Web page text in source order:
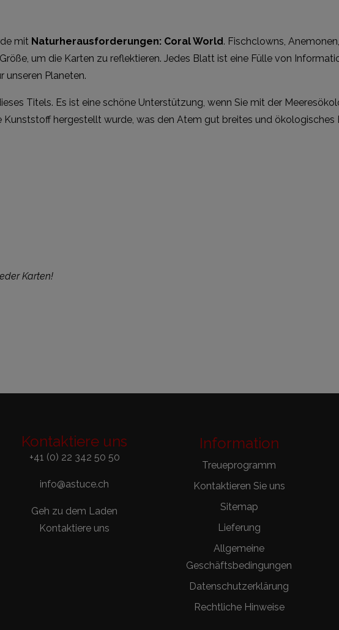
mit Naturherausforderungen: Coral World. Fischclowns,
um die Karten zu reflektieren. Jedes Blatt ist eine Fülle von
unseren Planeten.
Titels. Es ist eine schöne Unterstützung, wenn Sie mit der
hergestellt wurde, was den Atem gut breites und ökologisches
Karten!
Kontaktiere uns
+41 (0) 22 342 50 50
info@astuce.ch
Geh zu dem Laden
Kontaktiere uns
Information
Treueprogramm
Kontaktieren Sie uns
Sitemap
Lieferung
Allgemeine
Geschäftsbedingungen
Datenschutzerklärung
Rechtliche Hinweise